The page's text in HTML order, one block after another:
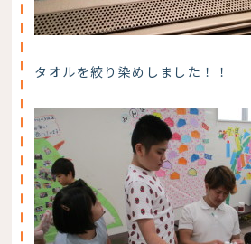
タオルを絞り染めしました！！